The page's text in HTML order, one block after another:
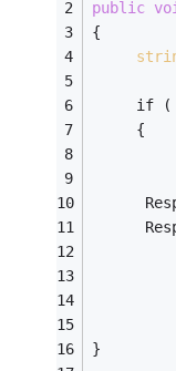
public
{
if (
     {
}